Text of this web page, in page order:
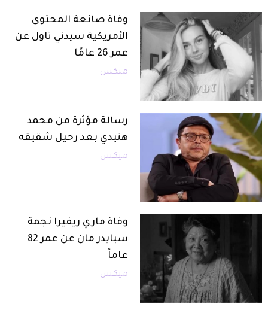
وفاة صانعة المحتوى
الأمريكية سيدني تاول عن
عمر 26 عامًا
ميكس
رسالة مؤثرة من محمد
هنيدي بعد رحيل شقيقه
ميكس
وفاة ماري ريفيرا نجمة
سبايدر مان عن عمر 82
عاماً
ميكس